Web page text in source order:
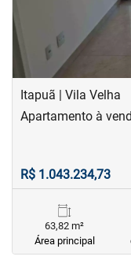
Itapuã | Vila Velha
Apartamento à
R$ 1.043.234,73
63,82 m²
Área principal